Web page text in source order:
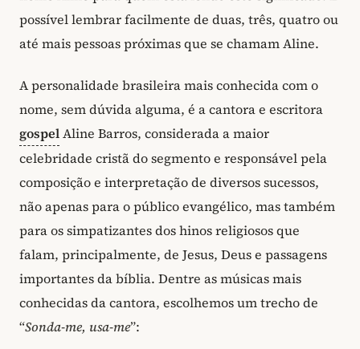
possível lembrar facilmente de duas, três, quatro ou
até mais pessoas próximas que se chamam Aline.
A personalidade brasileira mais conhecida com o
nome, sem dúvida alguma, é a cantora e escritora
gospelAline Barros, considerada a maior
celebridade cristã do segmento e responsável pela
composição e interpretação de diversos sucessos,
não apenas para o público evangélico, mas também
para os simpatizantes dos hinos religiosos que
falam, principalmente, de Jesus, Deus e passagens
importantes da bíblia. Dentre as músicas mais
conhecidas da cantora, escolhemos um trecho de
“Sonda-me, usa-me”: